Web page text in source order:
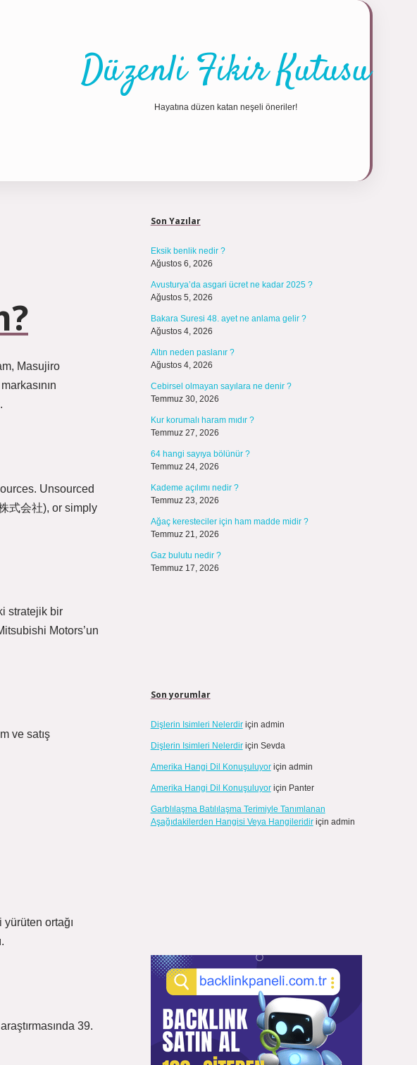
Düzenli Fikir Kutusu
Hayatına düzen katan neşeli öneriler!
Masujiro
Unsourced
式会社), or simply
stratejik bir
Motors’un
ve satış
ortağı
39.
Son Yazılar
Eksik benlik nedir ?
Ağustos 6, 2026
Avusturya’da asgari ücret ne kadar 2025 ?
Ağustos 5, 2026
Bakara Suresi 48. ayet ne anlama gelir ?
Ağustos 4, 2026
Altın neden paslanır ?
Ağustos 4, 2026
Cebirsel olmayan sayılara ne denir ?
Temmuz 30, 2026
Kur korumalı haram mıdır ?
Temmuz 27, 2026
64 hangi sayıya bölünür ?
Temmuz 24, 2026
Kademe açılımı nedir ?
Temmuz 23, 2026
Ağaç keresteciler için ham madde midir ?
Temmuz 21, 2026
Gaz bulutu nedir ?
Temmuz 17, 2026
Son yorumlar
Dişlerin Isimleri Nelerdiriçin admin
Dişlerin Isimleri Nelerdiriçin Sevda
Amerika Hangi Dil Konuşuluyoriçin admin
Amerika Hangi Dil Konuşuluyoriçin Panter
Garblılaşma Batılılaşma Terimiyle Tanımlanan
Aşağıdakilerden Hangisi Veya Hangileridiriçin admin